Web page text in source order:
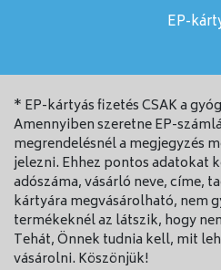
EP-
* EP-kártyás fizetés CSAK a
Amennyiben szeretne EP-
megrendelésnél a megjegyzés
jelezni. Ehhez pontos adatokat
adószáma, vásárló neve, címe,
kártyára megvásárolható, nem
termékeknél az látszik, hogy
Tehát, Önnek tudnia kell, mit
vásárolni. Köszönjük!